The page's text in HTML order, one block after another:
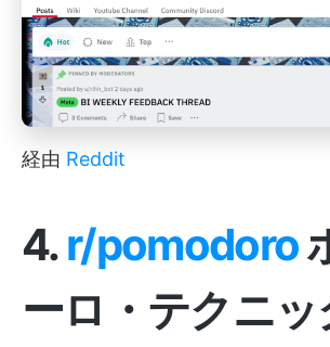
経由 Reddit
4.r/pomodoro
ーロ・テクニッ